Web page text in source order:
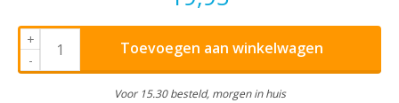
+
-
Toevoegen aan winkelwagen
Voor 15.30 besteld, morgen in huis